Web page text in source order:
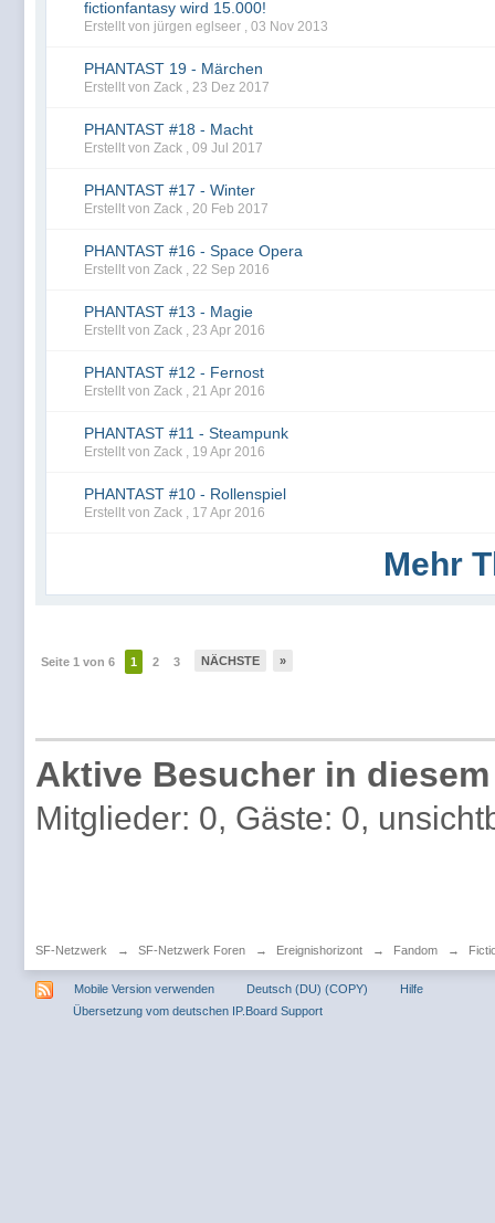
fictionfantasy wird 15.000!
Erstellt von jürgen eglseer , 03 Nov 2013
PHANTAST 19 - Märchen
Erstellt von Zack , 23 Dez 2017
PHANTAST #18 - Macht
Erstellt von Zack , 09 Jul 2017
PHANTAST #17 - Winter
Erstellt von Zack , 20 Feb 2017
PHANTAST #16 - Space Opera
Erstellt von Zack , 22 Sep 2016
PHANTAST #13 - Magie
Erstellt von Zack , 23 Apr 2016
PHANTAST #12 - Fernost
Erstellt von Zack , 21 Apr 2016
PHANTAST #11 - Steampunk
Erstellt von Zack , 19 Apr 2016
PHANTAST #10 - Rollenspiel
Erstellt von Zack , 17 Apr 2016
Mehr
Seite 1 von 6 1 2 3 NÄCHSTE »
Aktive Besucher in
Mitglieder: 0, Gäste: 0,
SF-Netzwerk → SF-Netzwerk Foren → Ereignishorizont → Fandom →
Mobile Version verwenden Deutsch (DU) (COPY)
Hilfe
Übersetzung vom deutschen IP.Board Support